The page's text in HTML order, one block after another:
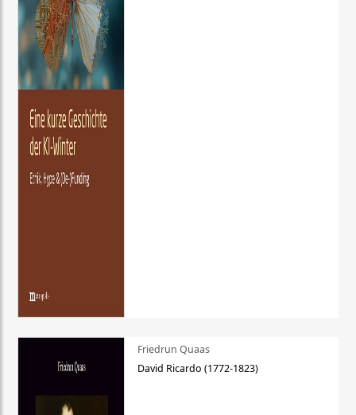
Friedrun Quaas
David Ricardo (1772-1823)